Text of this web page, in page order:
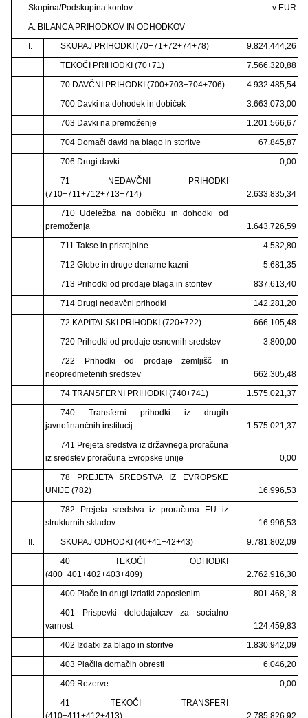
Skupina/Podskupina kontov
v EUR
A. BILANCA PRIHODKOV IN ODHODKOV
I.
SKUPAJ PRIHODKI (70+71+72+74+78)
9.824.444,26
TEKOČI PRIHODKI (70+71)
7.566.320,88
70 DAVČNI PRIHODKI (700+703+704+706)
4.932.485,54
700 Davki na dohodek in dobiček
3.663.073,00
703 Davki na premoženje
1.201.566,67
704 Domači davki na blago in storitve
67.845,87
706 Drugi davki
0,00
71 NEDAVČNI PRIHODKI
(710+711+712+713+714)
2.633.835,34
710 Udeležba na dobičku in dohodki od
premoženja
1.643.726,59
711 Takse in pristojbine
4.532,80
712 Globe in druge denarne kazni
5.681,35
713 Prihodki od prodaje blaga in storitev
837.613,40
714 Drugi nedavčni prihodki
142.281,20
72 KAPITALSKI PRIHODKI (720+722)
666.105,48
720 Prihodki od prodaje osnovnih sredstev
3.800,00
722 Prihodki od prodaje zemljišč in
neopredmetenih sredstev
662.305,48
74 TRANSFERNI PRIHODKI (740+741)
1.575.021,37
740 Transferni prihodki iz drugih
javnofinančnih institucij
1.575.021,37
741 Prejeta sredstva iz državnega proračuna
iz sredstev proračuna Evropske unije
0,00
78 PREJETA SREDSTVA IZ EVROPSKE
UNIJE (782)
16.996,53
782 Prejeta sredstva iz proračuna EU iz
strukturnih skladov
16.996,53
II.
SKUPAJ ODHODKI (40+41+42+43)
9.781.802,09
40 TEKOČI ODHODKI
(400+401+402+403+409)
2.762.916,30
400 Plače in drugi izdatki zaposlenim
801.468,18
401 Prispevki delodajalcev za socialno
varnost
124.459,83
402 Izdatki za blago in storitve
1.830.942,09
403 Plačila domačih obresti
6.046,20
409 Rezerve
0,00
41 TEKOČI TRANSFERI
(410+411+412+413)
2.785.826,92